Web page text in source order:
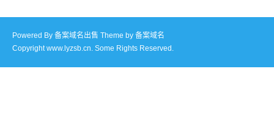
Powered By 备案域名出售 Theme by 备案域名
Copyright www.lyzsb.cn. Some Rights Reserved.